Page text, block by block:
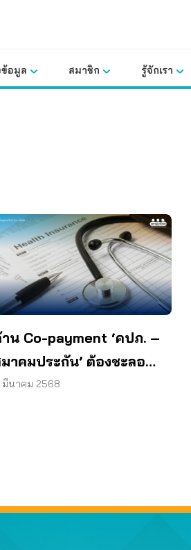
อมูล สมาชิก รู้จักเรา
น Co-payment ‘คปภ. –
าคมประกัน’ ต้องชะลอ
คับใช้
มีนาคม 2568